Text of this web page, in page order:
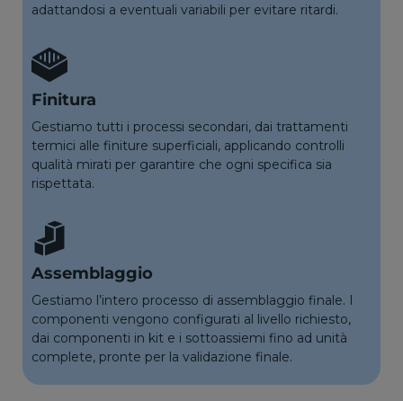
adattandosi a eventuali variabili per evitare ritardi.
Finitura
Gestiamo tutti i processi secondari, dai trattamenti
termici alle finiture superficiali, applicando controlli
qualità mirati per garantire che ogni specifica sia
rispettata.
Assemblaggio
Gestiamo l’intero processo di assemblaggio finale. I
componenti vengono configurati al livello richiesto,
dai componenti in kit e i sottoassiemi fino ad unità
complete, pronte per la validazione finale.